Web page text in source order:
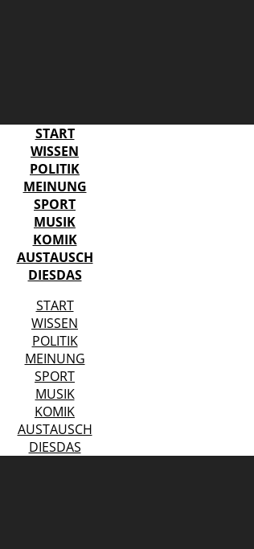
START
WISSEN
POLITIK
MEINUNG
SPORT
MUSIK
KOMIK
AUSTAUSCH
DIESDAS
START
WISSEN
POLITIK
MEINUNG
SPORT
MUSIK
KOMIK
AUSTAUSCH
DIESDAS